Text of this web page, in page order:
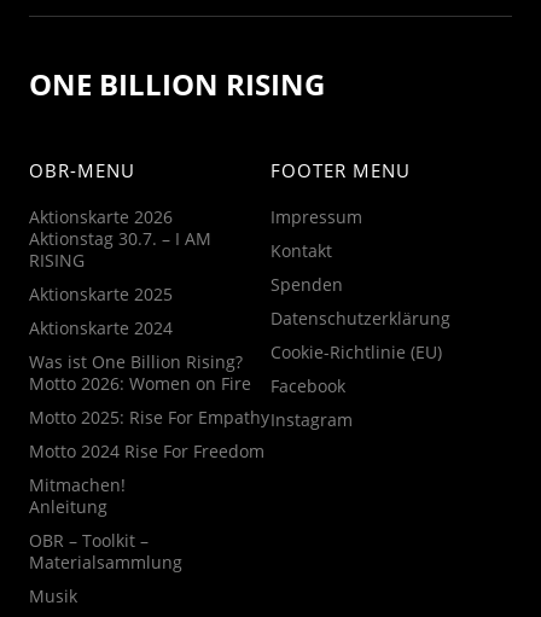
ONE BILLION RISING
OBR-MENU
Aktionskarte 2026
Aktionstag 30.7. – I AM
RISING
Aktionskarte 2025
Aktionskarte 2024
Was ist One Billion Rising?
Motto 2026: Women on Fire
Motto 2025: Rise For Empathy
Motto 2024 Rise For Freedom
Mitmachen!
Anleitung
OBR – Toolkit –
Materialsammlung
Musik
FOOTER MENU
Impressum
Kontakt
Spenden
Datenschutzerklärung
Cookie-Richtlinie (EU)
Facebook
Instagram